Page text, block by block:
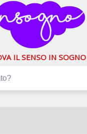
piùIL SENSO IN SOGNO